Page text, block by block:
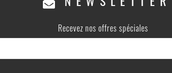
Recevez nos offres spéciales